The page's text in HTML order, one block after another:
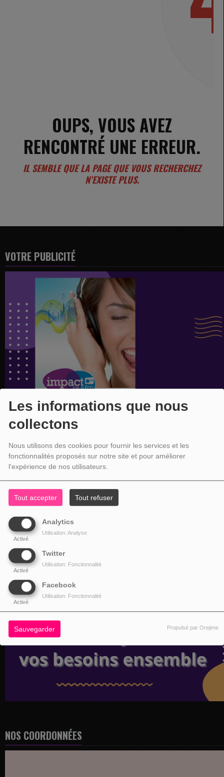
Les informations que nous
collectons
Nous utilisons des cookies pour fournir les services et les
fonctionnalités proposés sur notre site et pour améliorer
l'expérience de nos utilisateurs.
Tout accepter Tout refuser
Analytics
Activé
Utilisation: Analyse
Twitter
Activé
Utilisation: Fonctionnalité
Facebook
Activé
Utilisation: Fonctionnalité
Sauvegarder Propulsé par Orejime
OUPS, VOUS AVEZ
RENCONTRÉ UNE ERREUR.
IL SEMBLE QUE LA PAGE QUE VOUS RECHERCHEZ
N’EXISTE PLUS.
VOTRE PUBLICITÉ
NOS COORDONNÉES